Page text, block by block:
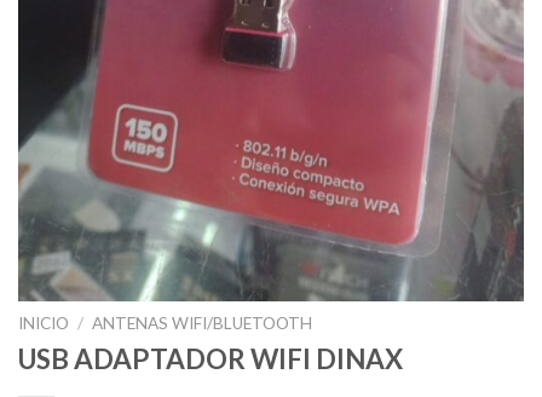
INICIO / ANTENAS WIFI/BLUETOOTH
USB ADAPTADOR WIFI DINAX